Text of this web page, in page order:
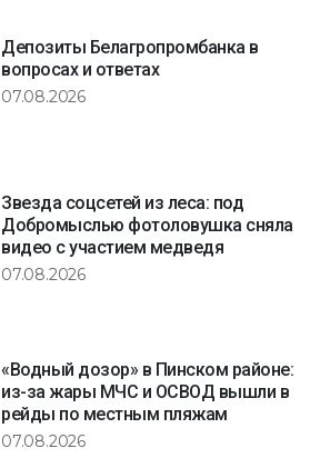
Депозиты Белагропромбанка в
вопросах и ответах
07.08.2026
Звезда соцсетей из леса: под
Добромыслью фотоловушка сняла
видео с участием медведя
07.08.2026
«Водный дозор» в Пинском районе:
из-за жары МЧС и ОСВОД вышли в
рейды по местным пляжам
07.08.2026